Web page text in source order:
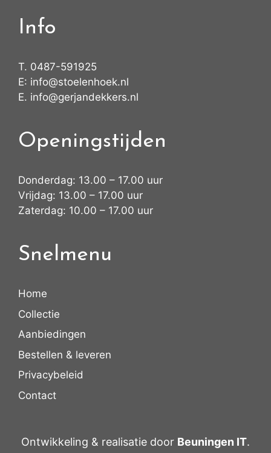
Info
T. 0487-591925
E: info@stoelenhoek.nl
E. info@gerjandekkers.nl
Openingstijden
Donderdag: 13.00 – 17.00 uur
Vrijdag: 13.00 – 17.00 uur
Zaterdag: 10.00 – 17.00 uur
Snelmenu
Home
Collectie
Aanbiedingen
Bestellen & leveren
Privacybeleid
Contact
Ontwikkeling & realisatie door Beuningen IT.